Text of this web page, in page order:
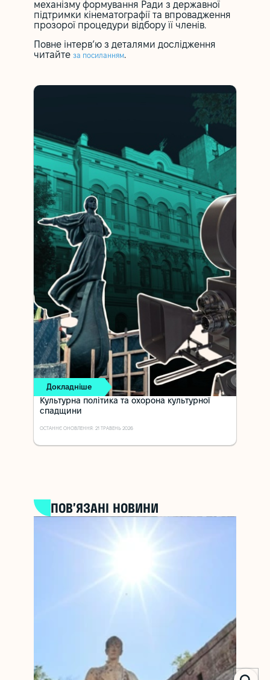
механізму формування Ради з державної
підтримки кінематографії та впровадження
прозорої процедури відбору її членів.
Повне інтерв’ю з деталями дослідження
читайте за посиланням.
Докладніше
Культурна політика та охорона культурної
спадщини
ОСТАННЄ ОНОВЛЕННЯ: 21 ТРАВЕНЬ 2026
ПОВ’ЯЗАНІ НОВИНИ